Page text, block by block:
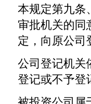
本规定第九条
审批机关的同
定，向原公司
公司登记机关
登记或不予登